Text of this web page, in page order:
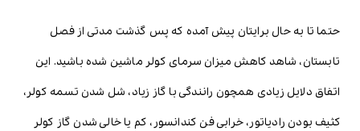
حتما تا به حال برایتان پیش آمده که پس گذشت مدتی از فصل
تابستان، شاهد کاهش میزان سرمای کولر ماشین شده باشید. این
اتفاق دلایل زیادی همچون رانندگی با گاز زیاد، شل شدن تسمه کولر،
کثیف بودن رادیاتور، خرابی فن کندانسور، کم یا خالی شدن گاز کولر